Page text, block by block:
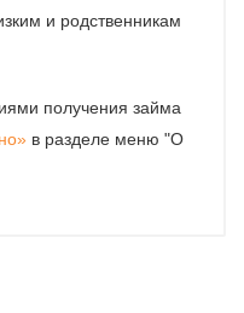
и родственникам
получения займа
в разделе меню "О